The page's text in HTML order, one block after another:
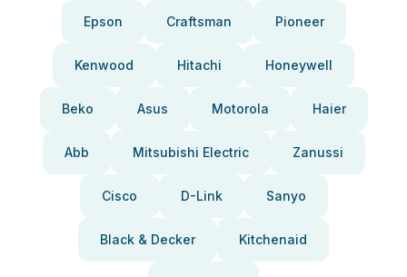
Epson Craftsman Pioneer
Kenwood Hitachi Honeywell
Beko Asus Motorola Haier
Abb Mitsubishi Electric Zanussi
Cisco D-Link Sanyo
Black & Decker Kitchenaid